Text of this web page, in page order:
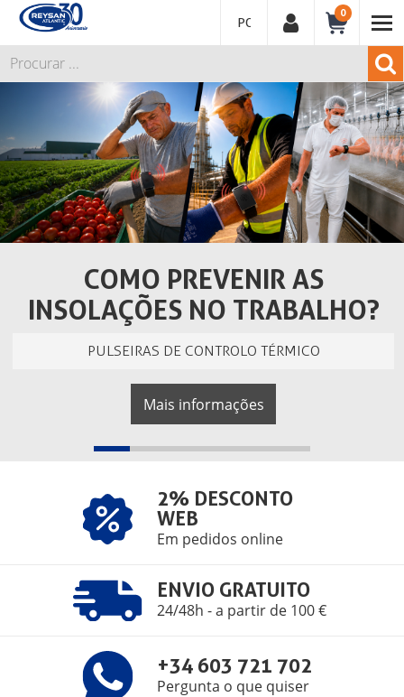
PORTUGUÊS
0
COMO PREVENIR AS
INSOLAÇÕES NO TRABALHO?
PULSEIRAS DE CONTROLO TÉRMICO
Mais informações
2% DESCONTO
WEB
Em pedidos online
ENVIO GRATUITO
24/48h - a partir de 100 €
+34 603 721 702
Pergunta o que quiser